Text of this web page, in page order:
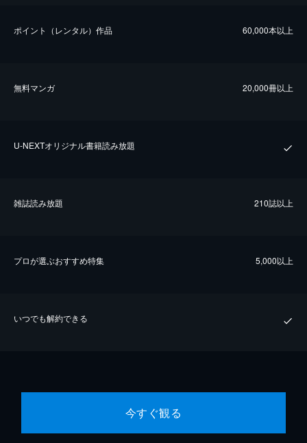
ポイント（レンタル）作品 60,000本以上
無料マンガ 20,000冊以上
U-NEXTオリジナル書籍読み放題
雑誌読み放題 210誌以上
プロが選ぶおすすめ特集 5,000以上
いつでも解約できる
今すぐ観る